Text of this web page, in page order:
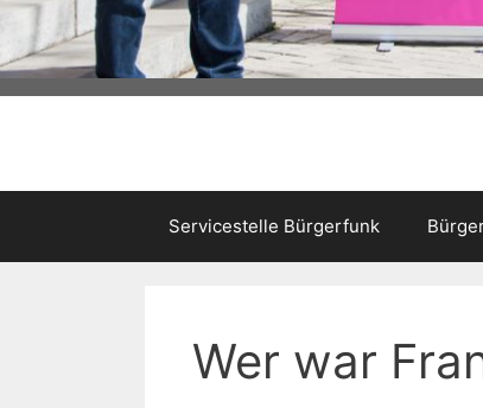
Servicestelle Bürgerfunk
Wer war